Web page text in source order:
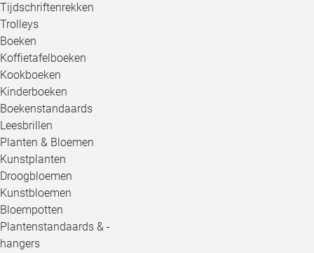
Tijdschriftenrekken
Trolleys
Boeken
Koffietafelboeken
Kookboeken
Kinderboeken
Boekenstandaards
Leesbrillen
Planten & Bloemen
Kunstplanten
Droogbloemen
Kunstbloemen
Bloempotten
Plantenstandaards & -
hangers